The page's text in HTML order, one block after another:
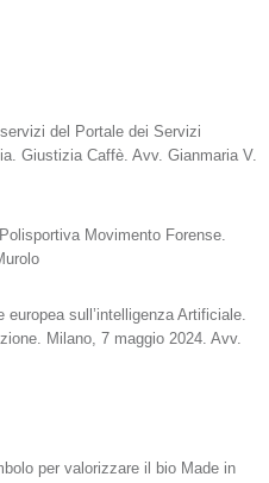
del Portale dei Servizi
Giustizia Caffè. Avv. Gianmaria V.
Movimento Forense.
sull’intelligenza Artificiale.
Milano, 7 maggio 2024. Avv.
per valorizzare il bio Made in